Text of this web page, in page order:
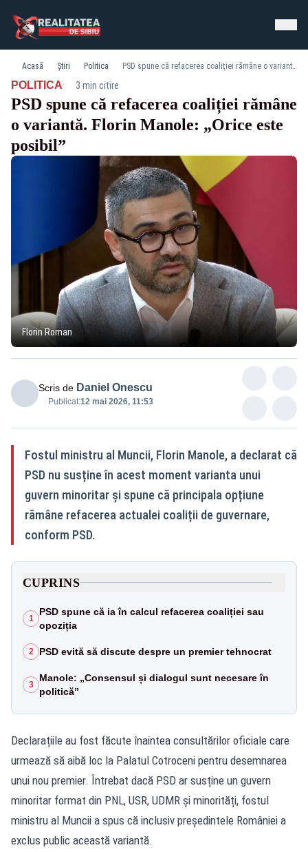
Acasă Știri Politica PSD spune că refacerea coaliției rămâne o variantă. Florin Manole: „Orice este posibil”
POLITICA· 3 min citire
PSD spune că refacerea coaliției rămâne
o variantă. Florin Manole: „Orice este
posibil”
Florin Roman
Scris de Daniel Onescu
Publicat:12 mai 2026, 11:53
Fostul ministru al Muncii, Florin Manole, a declarat că
PSD nu susține în acest moment varianta unui
guvern minoritar și spune că principala opțiune
rămâne refacerea actualei coaliții de guvernare,
conform PSD.
CUPRINS
1
PSD spune că ia în calcul refacerea coaliției sau
opoziția
2 PSD evită să discute despre un premier tehnocrat
3
Manole: „Consensul și dialogul sunt necesare în
politică”
Declarațiile au fost făcute înaintea consultărilor oficiale care
urmează să aibă loc la Palatul Cotroceni pentru desemnarea
unui nou premier. Întrebat dacă PSD ar susține un guvern
minoritar format din PNL, USR, UDMR și minorități, fostul
ministru al Muncii a spus că inclusiv președintele României a
exclus public această variantă.